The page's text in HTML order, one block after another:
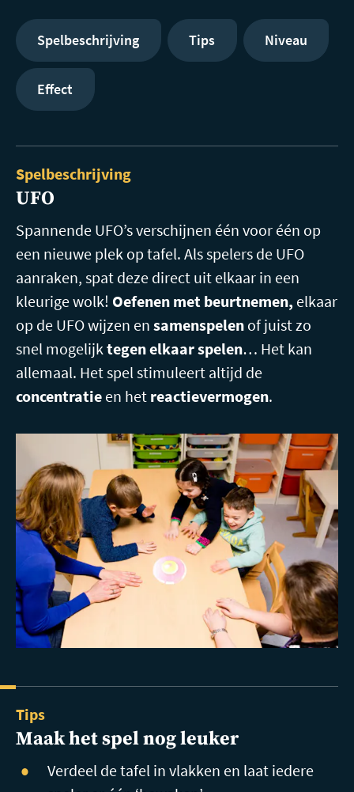
Spelbeschrijving Tips Niveau
Effect
Spelbeschrijving
UFO
Spannende UFO’s verschijnen één voor één op
een nieuwe plek op tafel. Als spelers de UFO
aanraken, spat deze direct uit elkaar in een
kleurige wolk! Oefenen met beurtnemen, elkaar
op de UFO wijzen en samenspelen of juist zo
snel mogelijk tegen elkaar spelen… Het kan
allemaal. Het spel stimuleert altijd de
concentratie en het reactievermogen.
Tips
Maak het spel nog leuker
Verdeel de tafel in vlakken en laat iedere